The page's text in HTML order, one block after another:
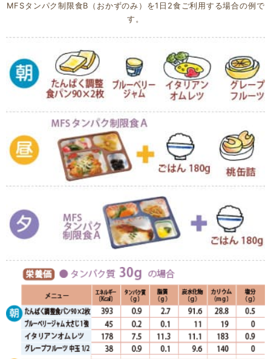
MFSタンパク制限食B（おかずのみ）を1日2食ご利用する場合の例で
す。